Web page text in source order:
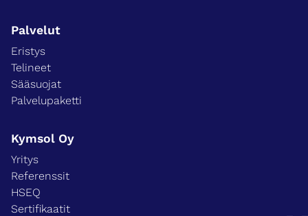
Palvelut
Eristys
Telineet
Sääsuojat
Palvelupaketti
Kymsol Oy
Yritys
Referenssit
HSEQ
Sertifikaatit